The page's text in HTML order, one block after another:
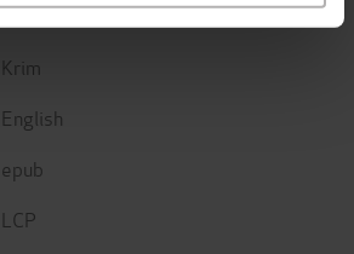
19.06.2014
Krim
English
epub
LCP